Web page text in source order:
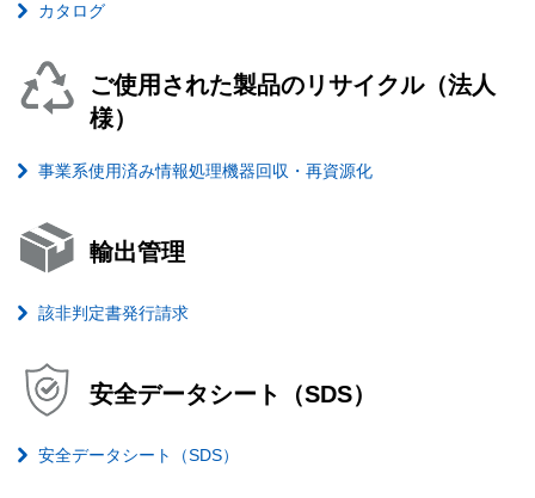
カタログ
ご使用された製品のリサイクル（法人
様）
事業系使用済み情報処理機器回収・再資源化
輸出管理
該非判定書発行請求
安全データシート（SDS）
安全データシート（SDS）